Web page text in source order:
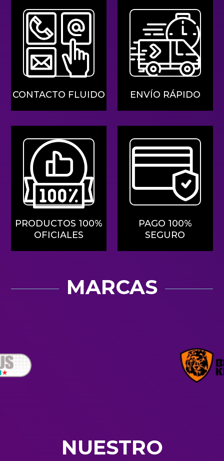
CONTACTO FLUIDO ENVÍO RÁPIDO
PRODUCTOS 100%
OFICIALES
PAGO 100%
SEGURO
MARCAS
NUESTRO